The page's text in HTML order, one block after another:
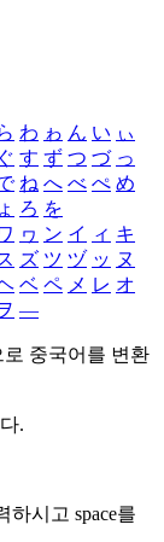
わ ゎ ん い ぃ
ぐ す ず つ づ っ
ね へ べ ぺ め
ょ ろ を
ヮ ン イ ィ キ
ズ ツ ヅ ッ ヌ
ベ ペ メ レ オ
―
중국어를 변환
.
하시고 space를